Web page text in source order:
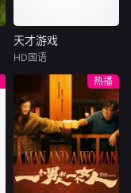
饰）等全队出击，
“绝密任务”限时1
天才游戏
李蔓瑄
穷途末路的天才少
年刘全龙（彭昱畅
饰），被偏执富家
公子陈伦（丁禹兮
饰）选中，被迫踏
入一场为他量身打
天才游戏
HD国语
热播